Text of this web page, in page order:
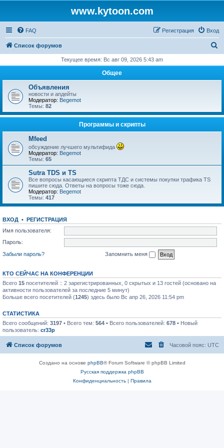
www.kytoon.com
FAQ Вход
Регистрация
Список форумов
с
Текущее время: Вс авг 09, 2026 5:43 am
Общее
Объявления
новости и апдейты
Модератор: Begemot
Темы: 82
Программы и скрипты
Mfeed
обсуждение лучшего мультифида
Модератор: Begemot
Темы: 65
Sutra TDS и TS
Все вопросы касающиеся скрипта ТДС и системы покупки трафика TS
пишите сюда. Ответы на вопросы тоже сюда.
Модератор: Begemot
Темы: 417
ВХОД • РЕГИСТРАЦИЯ
Имя пользователя:
Пароль:
Забыли пароль?
Запомнить меня
КТО СЕЙЧАС НА КОНФЕРЕНЦИИ
Всего 15 посетителей :: 2 зарегистрированных, 0 скрытых и 13 гостей (основано на
активности пользователей за последние 5 минут)
Больше всего посетителей (1245) здесь было Вс апр 26, 2026 11:54 pm
СТАТИСТИКА
Всего сообщений: 3197 • Всего тем: 564 • Всего пользователей: 678 • Новый
пользователь: cr33p
Список форумов Часовой пояс: UTC
Создано на основе phpBB® Forum Software © phpBB Limited
Русская поддержка phpBB
Конфиденциальность| Правила